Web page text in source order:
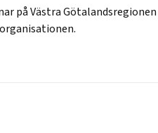
påVästra Götalandsregionen